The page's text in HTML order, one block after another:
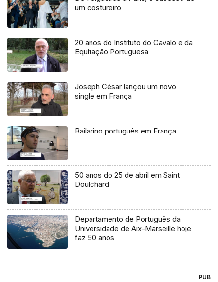
um costureiro
20 anos do Instituto do Cavalo e da
Equitação Portuguesa
Joseph César lançou um novo
single em França
Bailarino português em França
50 anos do 25 de abril em Saint
Doulchard
Departamento de Português da
Universidade de Aix-Marseille hoje
faz 50 anos
PUB